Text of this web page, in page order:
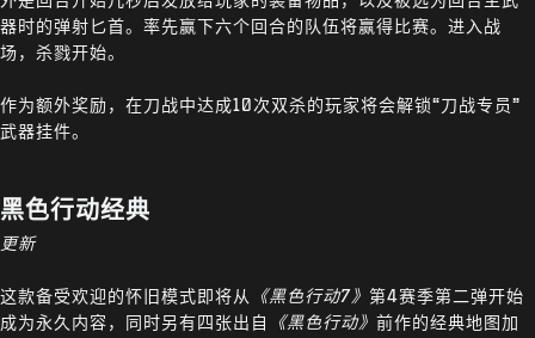
器时的弹射匕首。率先赢下六个回合的队伍将赢得比赛。进入战
场，杀戮开始。
作为额外奖励，在刀战中达成10次双杀的玩家将会解锁“刀战专员”
武器挂件。
黑色行动经典
更新
这款备受欢迎的怀旧模式即将从 《黑色行动7》 第4赛季第二弹开始
成为永久内容，同时另有四张出自
《黑色行动》 前作的经典地图加